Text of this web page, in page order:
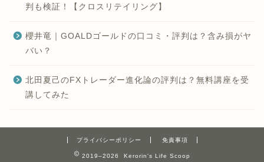
判も検証！【クロスリテイリング】
櫻井竜｜GOALDゴールドの口コミ・評判は？含み損がヤ
バい？
北田夏己のFXトレーダー進化論の評判は？無料講座を受
講してみた
プライバシーポリシー 免責事項
2019–2026 Kerorin's Life Scoop